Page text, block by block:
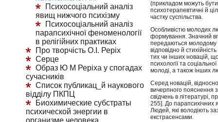
Психосоціальний аналіз
явищ нижчого психізму
Психосоціальний аналіз
парапсихічної феноменології
в релігійних практиках
Про творчість О.І. Реріх
Серце
Образ Ю М Реріха у спогадах
сучасників
Список публикац_й наукового
відділу ПКПЦ
Биохимические субстраты
психической энергии в
организме человека
(прикладом можуть бути:
психотерапевтичні й
частку суспільства.
Особливістю молодих
формування. Значний
передаються молодому
відповідно й
тих чи інших новацій,
психології та
молоді, а також інших
Серед новацій,
вичерпного пояснення
свідчень в літературі,
255]. До парапсихічних
Людей, які володіють
екстрасенсами.